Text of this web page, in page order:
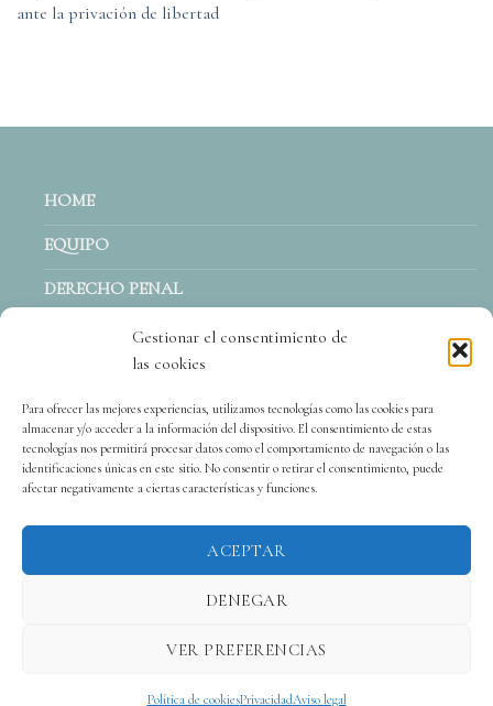
Gestionar el consentimiento de
las cookies
Para ofrecer las mejores experiencias, utilizamos tecnologías como las cookies para
almacenar y/o acceder a la información del dispositivo. El consentimiento de estas
tecnologías nos permitirá procesar datos como el comportamiento de navegación o las
identificaciones únicas en este sitio. No consentir o retirar el consentimiento, puede
afectar negativamente a ciertas características y funciones.
ACEPTAR
DENEGAR
VER PREFERENCIAS
Política de cookiesPrivacidadAviso legal
ante la privación de libertad
HOME
EQUIPO
DERECHO PENAL
ACTUALIDAD